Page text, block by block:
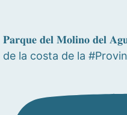
𝐏𝐚𝐫𝐪𝐮𝐞 𝐝𝐞𝐥 𝐌𝐨𝐥𝐢𝐧𝐨 𝐝𝐞𝐥
de la costa de la